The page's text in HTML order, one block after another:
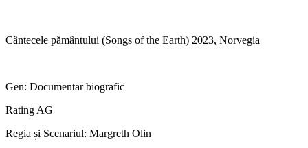
Cântecele pământului (Songs of the Earth) 2023, Norvegia
Gen: Documentar biografic
Rating AG
Regia și Scenariul: Margreth Olin